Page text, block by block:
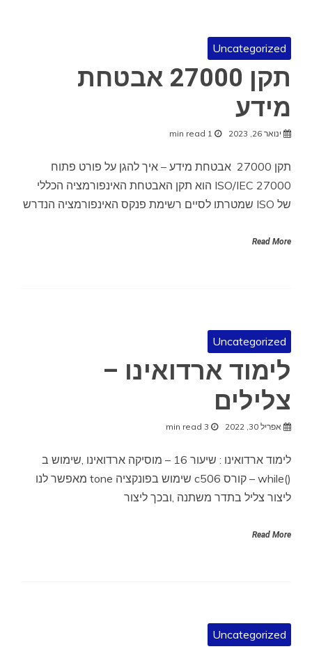
Uncategorized
תקן 27000 אבטחת
מידע
ינואר 26, 2023 1 min read
תקן 27000 אבטחת מידע – איך להגן על פורט פתוח
ISO/IEC 27000 הוא תקן האבטחת האינפורמציה הכללי
של ISO שמטרתו לסיים רשימת פנקס האינפורמציה הנדרש
Read More
Uncategorized
לימוד ארדואינו –
צלילים
אפריל 30, 2022 3 min read
לימוד ארדואינו : שיעור 16 – מוסיקה ארדואינו ,שימוש ב
()while – קורס c506 שימוש בפונקציה tone מאפשר לנו
ליצור צליל בתדר משתנה ,ובכך ליצור
Read More
Uncategorized